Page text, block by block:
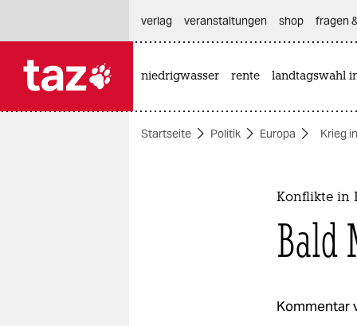
themen
verlag
veranstaltungen shop fragen
niedrigwasser rente landtagswahl
Startseite Politik Europa Krieg
Konflikte in
Bald
Kommentar